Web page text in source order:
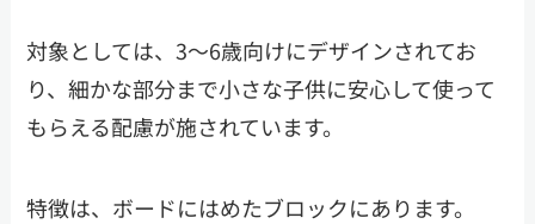
対象としては、3～6歳向けにデザインされてお
り、細かな部分まで小さな子供に安心して使って
もらえる配慮が施されています。
特徴は、ボードにはめたブロックにあります。